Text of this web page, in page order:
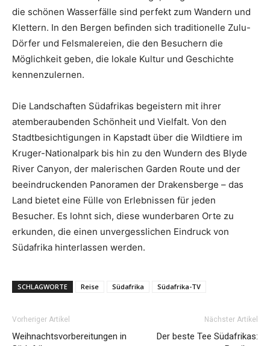
die schönen Wasserfälle sind perfekt zum Wandern und
Klettern. In den Bergen befinden sich traditionelle Zulu-
Dörfer und Felsmalereien, die den Besuchern die
Möglichkeit geben, die lokale Kultur und Geschichte
kennenzulernen.
Die Landschaften Südafrikas begeistern mit ihrer
atemberaubenden Schönheit und Vielfalt. Von den
Stadtbesichtigungen in Kapstadt über die Wildtiere im
Kruger-Nationalpark bis hin zu den Wundern des Blyde
River Canyon, der malerischen Garden Route und der
beeindruckenden Panoramen der Drakensberge – das
Land bietet eine Fülle von Erlebnissen für jeden
Besucher. Es lohnt sich, diese wunderbaren Orte zu
erkunden, die einen unvergesslichen Eindruck von
Südafrika hinterlassen werden.
SCHLAGWORTE Reise Südafrika Südafrika-TV
Vorheriger Artikel
Weihnachtsvorbereitungen in
Nächster Artikel
Der beste Tee Südafrikas: